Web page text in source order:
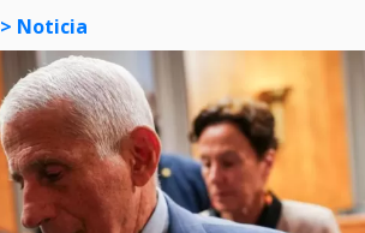
> Noticia